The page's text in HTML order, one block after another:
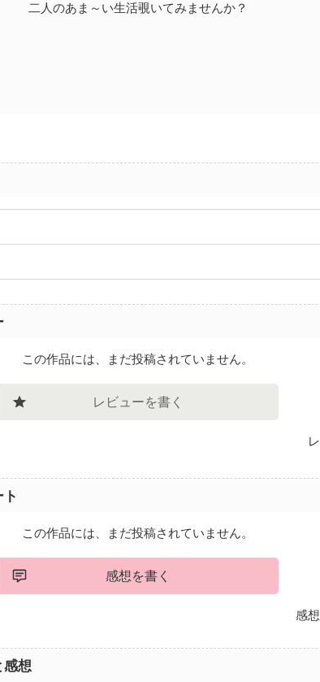
二人のあま～い生活覗いてみませんか？
この作品には、まだ投稿されていません。
レビューを書く
この作品には、まだ投稿されていません。
感想を書く
感
感想